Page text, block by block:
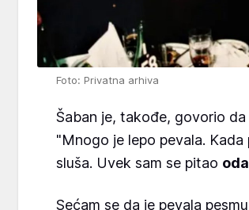
Foto: Privatna arhiva
Šaban je, takođe, govorio da
"Mnogo je lepo pevala.
sluša. Uvek sam se pitao
Sećam se da je pevala